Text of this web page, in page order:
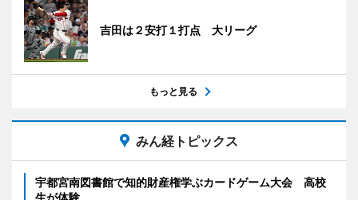
吉田は２安打１打点 大リーグ
もっと見る
みん経トピックス
宇都宮南図書館で知的財産権学ぶカードゲーム大会 高校
生が体験